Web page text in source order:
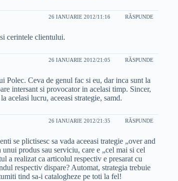
26 IANUARIE 2012/11:16 RĂSPUNDE
cerintele clientului.
26 IANUARIE 2012/21:05 RĂSPUNDE
Polec. Ceva de genul fac si eu, dar inca sunt la
intersant si provocator in acelasi timp. Sincer,
acelasi lucru, aceeasi strategie, samd.
26 IANUARIE 2012/21:35 RĂSPUNDE
se plictisesc sa vada aceeasi trategie „over and
produs sau serviciu, care e „cel mai si cel
a realizat ca articolul respectiv e presarat cu
respectiv dispare? Automat, strategia trebuie
tind sa-i catalogheze pe toti la fel!